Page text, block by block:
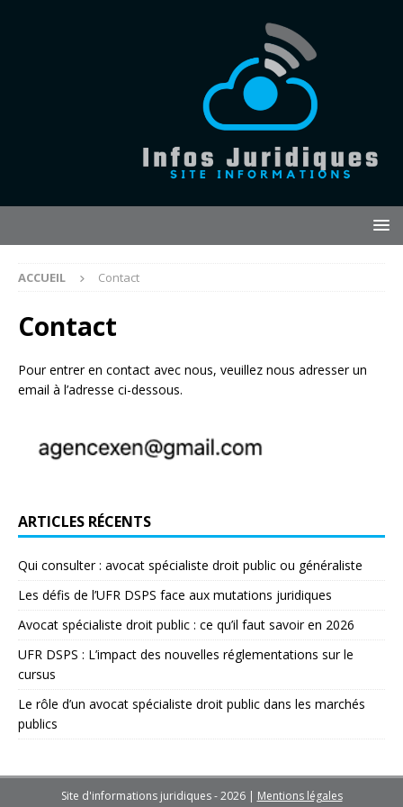
ACCUEIL Contact
Contact
Pour entrer en contact avec nous, veuillez nous adresser un
email à l’adresse ci-dessous.
ARTICLES RÉCENTS
Qui consulter : avocat spécialiste droit public ou généraliste
Les défis de l’UFR DSPS face aux mutations juridiques
Avocat spécialiste droit public : ce qu’il faut savoir en 2026
UFR DSPS : L’impact des nouvelles réglementations sur le
cursus
Le rôle d’un avocat spécialiste droit public dans les marchés
publics
Site d'informations juridiques - 2026 | Mentions légales